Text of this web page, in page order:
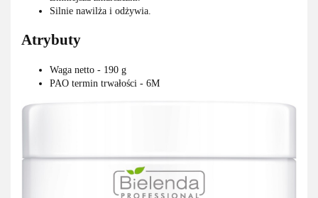
Silnie nawilża i odżywia.
Atrybuty
Waga netto - 190 g
PAO termin trwałości - 6M